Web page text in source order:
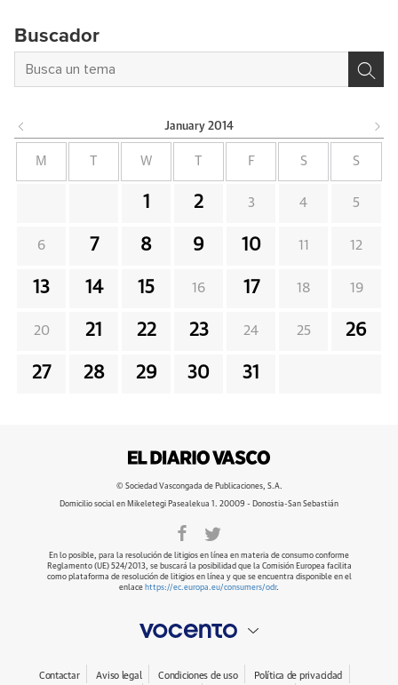
Buscador
January 2014
M W F S S
1 2 3 4 5
6 7 8 9 10 11 12
13 14 15 16 17 18 19
20 21 22 23 24 25 26
27 28 29 30 31
© Sociedad Vascongada de Publicaciones, S.A.
Domicilio social en Mikeletegi Pasealekua 1. 20009 - Donostia-San Sebastián
En lo posible, para la resolución de litigios en línea en materia de consumo conforme
Reglamento (UE) 524/2013, se buscará la posibilidad que la Comisión Europea facilita
como plataforma de resolución de litigios en línea y que se encuentra disponible en el
enlace https://ec.europa.eu/consumers/odr.
Contactar Aviso legal Condiciones de uso Política de privacidad